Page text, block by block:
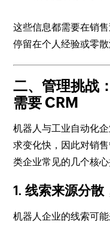
这些信息都需要在销
停留在个人经验或零散
二、管理挑战
需要 CRM
机器人与工业自动化
求变化快，因此对销
类企业常见的几个核心
1. 线索来源分
机器人企业的线索可能